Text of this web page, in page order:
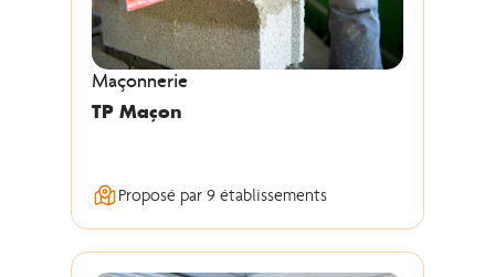
Maçonnerie
TP Maçon
Proposé par 9 établissements